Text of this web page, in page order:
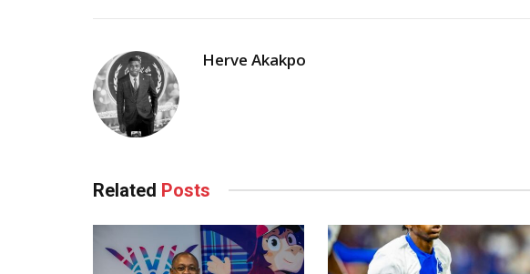
Herve Akakpo
Related Posts